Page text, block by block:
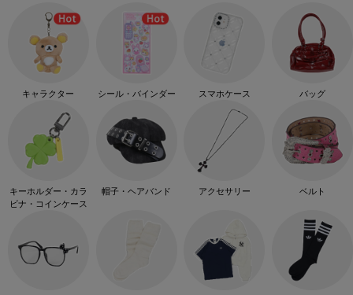
キャラクター シール・バインダー スマホケース バッグ
キーホルダー・カラ
ビナ・コインケース
帽子・ヘアバンド アクセサリー ベルト